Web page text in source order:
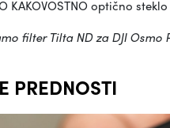
KAKOVOSTNO optično
filter Tilta ND za DJI Osmo
PREDNOSTI